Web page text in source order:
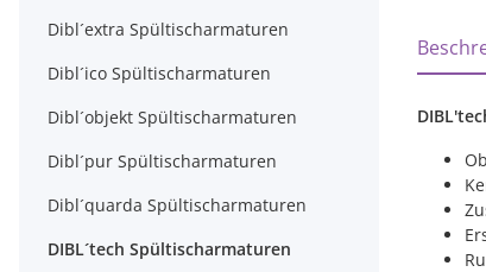
Dibl´extra Spültischarmaturen
Dibl´ico Spültischarmaturen
Dibl´objekt Spültischarmaturen
Dibl´pur Spültischarmaturen
Dibl´quarda Spültischarmaturen
DIBL´tech Spültischarmaturen